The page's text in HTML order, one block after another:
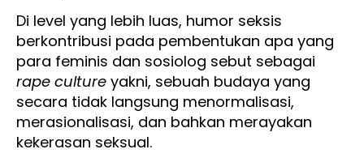
Di level yang lebih luas, humor seksis
berkontribusi pada pembentukan apa yang
para feminis dan sosiolog sebut sebagai
rape culture yakni, sebuah budaya yang
secara tidak langsung menormalisasi,
merasionalisasi, dan bahkan merayakan
kekerasan seksual.